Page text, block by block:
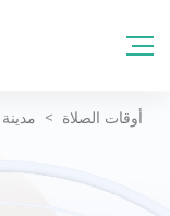
أوقات الصلاة > مدينة